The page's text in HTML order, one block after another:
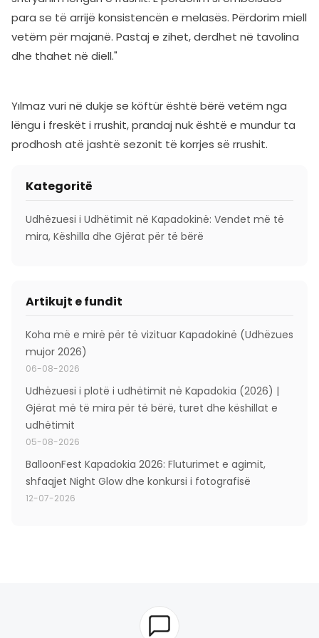
para se të arrijë konsistencën e melasës. Përdorim miell
vetëm për majanë. Pastaj e zihet, derdhet në tavolina
dhe thahet në diell."
Yılmaz vuri në dukje se köftür është bërë vetëm nga
lëngu i freskët i rrushit, prandaj nuk është e mundur ta
prodhosh atë jashtë sezonit të korrjes së rrushit.
Kategoritë
Udhëzuesi i Udhëtimit në Kapadokinë: Vendet më të
mira, Këshilla dhe Gjërat për të bërë
Artikujt e fundit
Koha më e mirë për të vizituar Kapadokinë (Udhëzues
mujor 2026)
06-08-2026
Udhëzuesi i plotë i udhëtimit në Kapadokia (2026) |
Gjërat më të mira për të bërë, turet dhe këshillat e
udhëtimit
05-08-2026
BalloonFest Kapadokia 2026: Fluturimet e agimit,
shfaqjet Night Glow dhe konkursi i fotografisë
12-07-2026